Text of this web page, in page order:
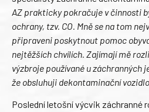
AZ prakticky pokračuje v činnosti
ochrany, tzv. CO. Mně se na tom
připraveni poskytnout pomoc
nejtěžších chvílích. Zajímají mě
výzbroje používané u záchranných
že obsluhuji dekontaminační vozidlo
Poslední letošní výcvik záchranné